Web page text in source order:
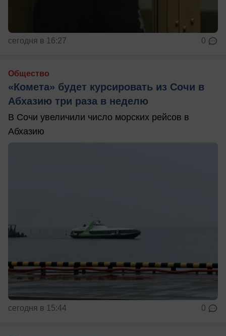
сегодня в 16:27 0
Общество
«Комета» будет курсировать из Сочи в
Абхазию три раза в неделю
В Сочи увеличили число морских рейсов в
Абхазию
сегодня в 15:44 0